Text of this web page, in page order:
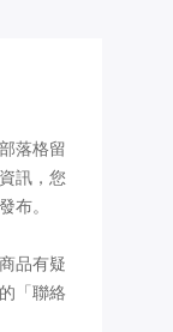
落格留
訊，您
布。
品有疑
「聯絡